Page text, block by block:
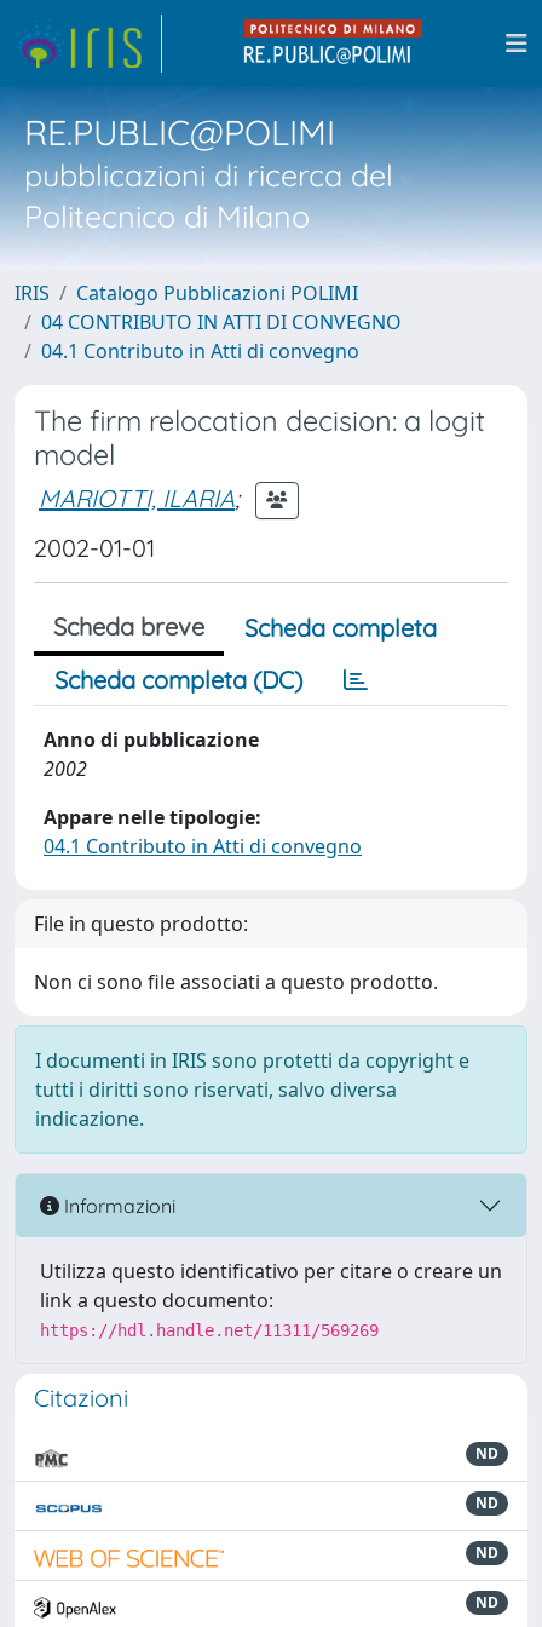
RE.PUBLIC@POLIMI
pubblicazioni di ricerca del
Politecnico di Milano
IRIS
Catalogo Pubblicazioni POLIMI
04 CONTRIBUTO IN ATTI DI CONVEGNO
04.1 Contributo in Atti di convegno
The firm relocation decision: a logit
model
MARIOTTI, ILARIA;
2002-01-01
Scheda breve
Scheda completa
Scheda completa (DC)
Anno di pubblicazione
2002
Appare nelle tipologie:
04.1 Contributo in Atti di convegno
File in questo prodotto:
Non ci sono file associati a questo prodotto.
I documenti in IRIS sono protetti da copyright e
tutti i diritti sono riservati, salvo diversa
indicazione.
Informazioni
Utilizza questo identificativo per citare o creare un
link a questo documento:
https://hdl.handle.net/11311/569269
Citazioni
ND
ND
ND
ND